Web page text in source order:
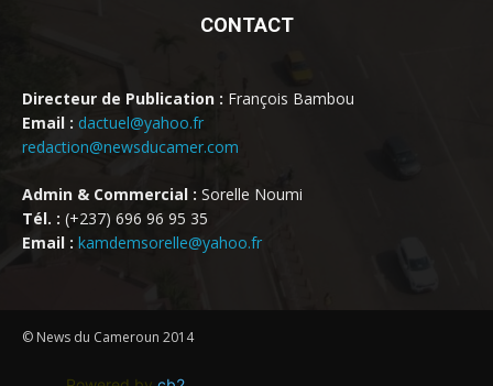
CONTACT
Directeur de Publication : François Bambou
Email : dactuel@yahoo.fr
redaction@newsducamer.com
Admin & Commercial : Sorelle Noumi
Tél. : (+237) 696 96 95 35
Email : kamdemsorelle@yahoo.fr
© News du Cameroun 2014